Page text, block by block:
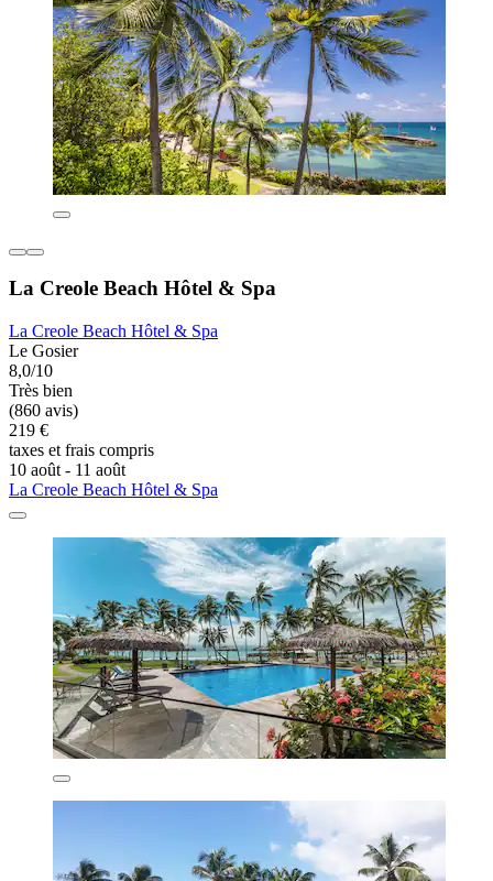
La Creole Beach Hôtel & Spa
La Creole Beach Hôtel & Spa
Le Gosier
8,0/10
Très bien
(860 avis)
219 €
taxes et frais compris
10 août - 11 août
La Creole Beach Hôtel & Spa